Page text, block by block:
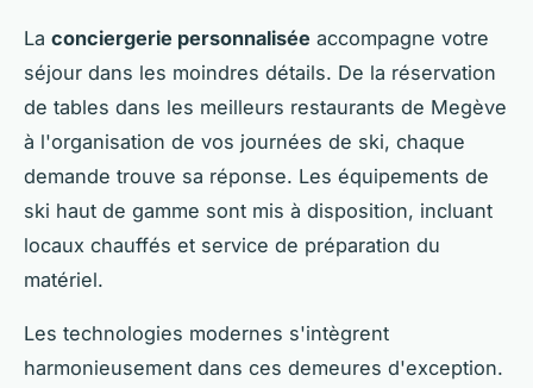
La conciergerie personnalisée accompagne votre
séjour dans les moindres détails. De la réservation
de tables dans les meilleurs restaurants de Megève
à l'organisation de vos journées de ski, chaque
demande trouve sa réponse. Les équipements de
ski haut de gamme sont mis à disposition, incluant
locaux chauffés et service de préparation du
matériel.
Les technologies modernes s'intègrent
harmonieusement dans ces demeures d'exception.